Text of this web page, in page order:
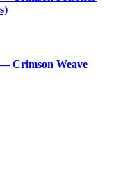
Crimson Weave